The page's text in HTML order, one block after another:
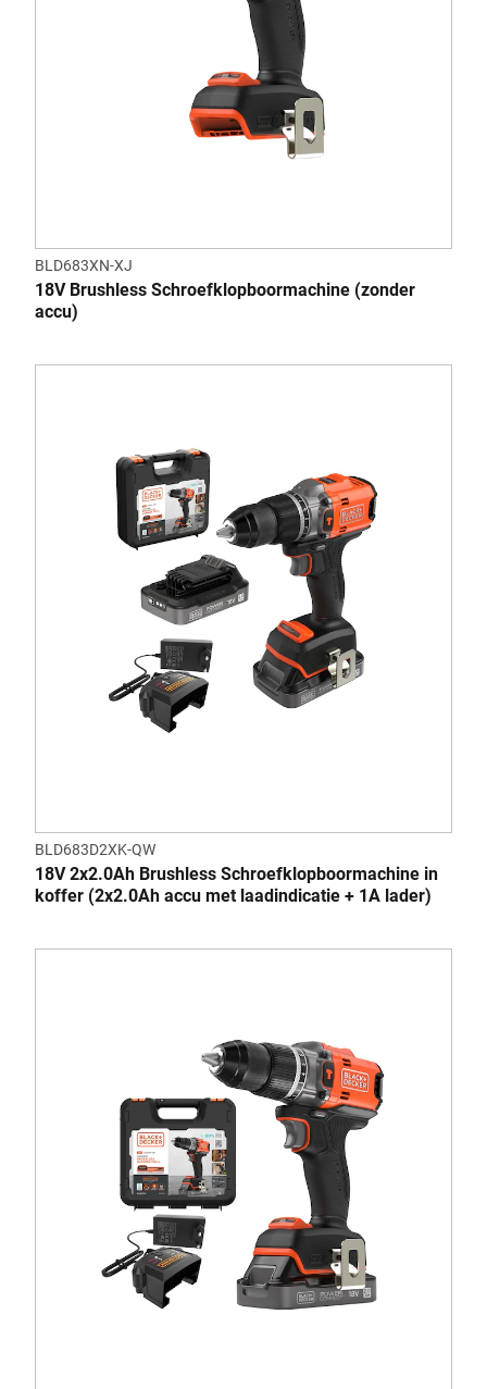
BLD683XN-XJ
18V Brushless Schroefklopboormachine (zonder
accu)
BLD683D2XK-QW
18V 2x2.0Ah Brushless Schroefklopboormachine in
koffer (2x2.0Ah accu met laadindicatie + 1A lader)